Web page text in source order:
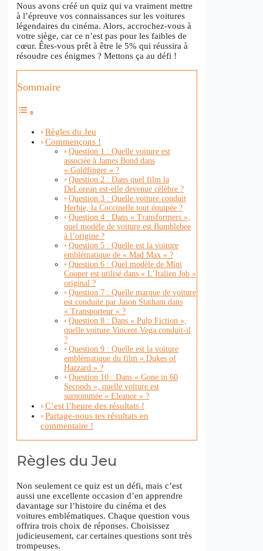
Nous avons créé un quiz qui va vraiment mettre
à l’épreuve vos connaissances sur les voitures
légendaires du cinéma. Alors, accrochez-vous à
votre siège, car ce n’est pas pour les faibles de
cœur. Êtes-vous prêt à être le 5% qui réussira à
résoudre ces énigmes ? Mettons ça au défi !
Sommaire
Règles du Jeu
Commençons !
Question 1 : Quelle voiture est
associée à James Bond dans
« Goldfinger » ?
Question 2 : Dans quel film la
DeLorean est-elle devenue célèbre ?
Question 3 : Quelle voiture conduit
Herbie, la Coccinelle tout équipée ?
Question 4 : Dans « Transformers »,
quel modèle de voiture est Bumblebee
à l’origine ?
Question 5 : Quelle est la voiture
emblématique de « Mad Max » ?
Question 6 : Quel modèle de Mini
Cooper est utilisé dans « L’Italien Job »
original ?
Question 7 : Quelle marque de voiture
est conduite par Jason Statham dans
« Transporteur » ?
Question 8 : Dans « Pulp Fiction »,
quelle voiture Vincent Vega conduit-il
?
Question 9 : Quelle est la voiture
emblématique du film « Dukes of
Hazzard » ?
Question 10 : Dans « Gone in 60
Seconds », quelle voiture est
surnommée « Eleanor » ?
C’est l’heure des résultats !
Partage-nous tes résultats en
commentaire !
Règles du Jeu
Non seulement ce quiz est un défi, mais c’est
aussi une excellente occasion d’en apprendre
davantage sur l’histoire du cinéma et des
voitures emblématiques. Chaque question vous
offrira trois choix de réponses. Choisissez
judicieusement, car certaines questions sont très
trompeuses.